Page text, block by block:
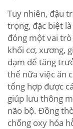
Tuy nhiên, đậu
trọng, đặc biệt
đóng một vai
khối cơ, xương,
đạm để tăng
thế nữa việc ăn
tổng hợp được
giúp lưu thông
não bộ. Đồng
chống oxy hóa